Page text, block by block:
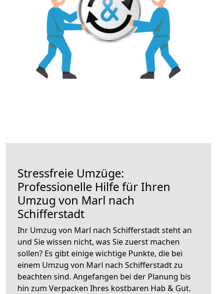
Stressfreie Umzüge:
Professionelle Hilfe für Ihren
Umzug von Marl nach
Schifferstadt
Ihr Umzug von Marl nach Schifferstadt steht an
und Sie wissen nicht, was Sie zuerst machen
sollen? Es gibt einige wichtige Punkte, die bei
einem Umzug von Marl nach Schifferstadt zu
beachten sind. Angefangen bei der Planung bis
hin zum Verpacken Ihres kostbaren Hab & Gut.